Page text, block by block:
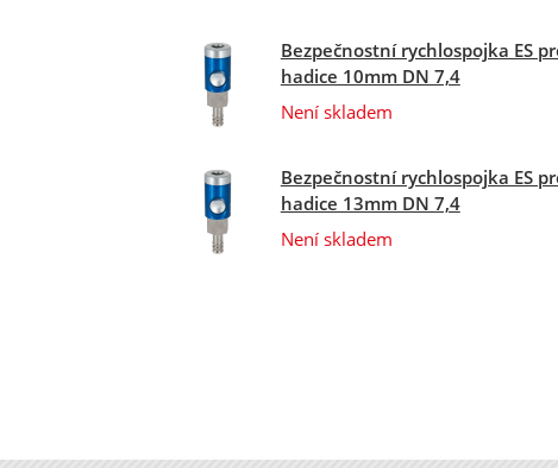
Bezpečnostní rychlospojka ES
hadice 10mm DN 7,4
Není skladem
Bezpečnostní rychlospojka ES
hadice 13mm DN 7,4
Není skladem